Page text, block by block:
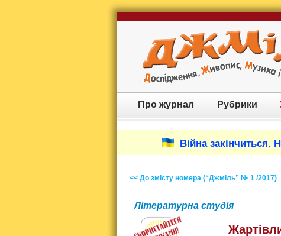
Про журнал Рубрики
Війна закінчиться.
<< До змісту номера (“Джміль” № 1 /2017)
Літературна студія